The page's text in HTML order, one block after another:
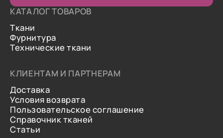
КАТАЛОГ ТОВАРОВ
Ткани
Фурнитура
Технические ткани
КЛИЕНТАМ И ПАРТНЕРАМ
Доставка
Условия возврата
Пользовательское соглашение
Справочник тканей
Статьи